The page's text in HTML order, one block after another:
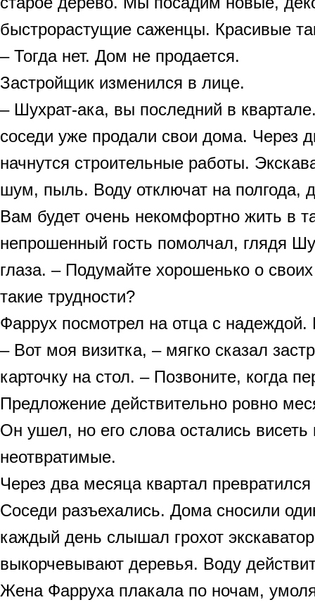
быстрорастущие саженцы. Красивые
– Тогда нет. Дом не продается.
Застройщик изменился в лице.
– Шухрат-ака, вы последний в
соседи уже продали свои дома. Через
начнутся строительные работы.
шум, пыль. Воду отключат на полгода,
Вам будет очень некомфортно жить в
непрошенный гость помолчал, глядя
глаза. – Подумайте хорошенько о
такие трудности?
Фаррух посмотрел на отца с
– Вот моя визитка, – мягко сказал
карточку на стол. – Позвоните, когда
Предложение действительно ровно
Он ушел, но его слова остались
неотвратимые.
Через два месяца квартал
Соседи разъехались. Дома сносили
каждый день слышал грохот
выкорчевывают деревья. Воду
Жена Фарруха плакала по ночам,